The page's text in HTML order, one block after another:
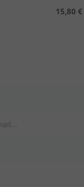
15,80 €